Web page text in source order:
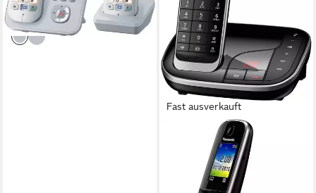
65,26 €
lieferbar - in 2-3 Werktagen bei dir
Fast ausverkauft
PANASONIC
KX-TGJ320 Schnurloses
DECT-Telefon (Mobilteile: 1,
mit Anrufbeantworter,